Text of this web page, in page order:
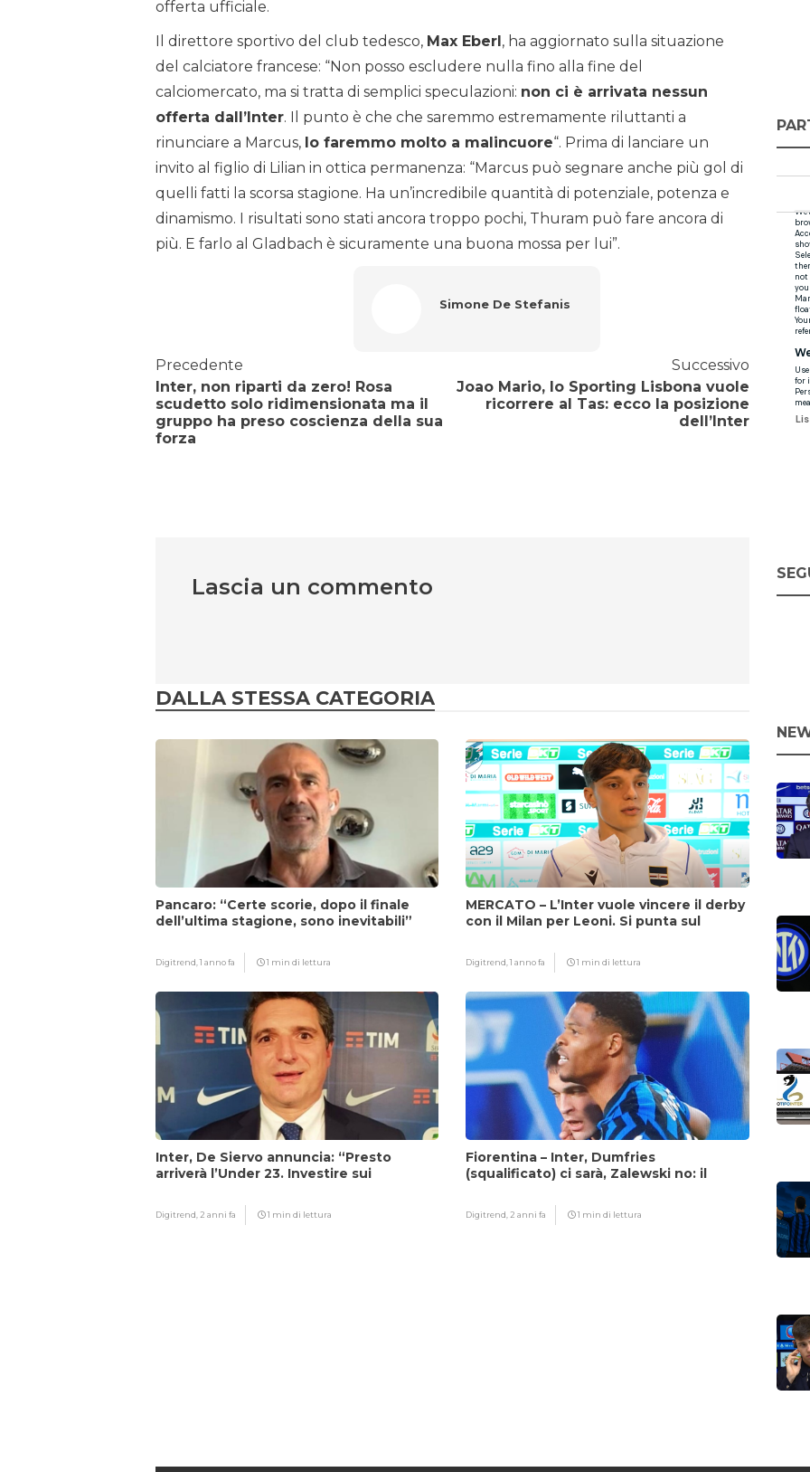
offerta ufficiale.
Il direttore sportivo del club tedesco, Max Eberl , ha aggiornato sulla situazione
del calciatore francese: “Non posso escludere nulla fino alla fine del
calciomercato, ma si tratta di semplici speculazioni: non ci è arrivata nessun
offerta dall’Inter. Il punto è che che saremmo estremamente riluttanti a
rinunciare a Marcus, lo faremmo molto a malincuore“. Prima di lanciare un
invito al figlio di Lilian in ottica permanenza: “Marcus può segnare anche più gol di
quelli fatti la scorsa stagione. Ha un’incredibile quantità di potenziale, potenza e
dinamismo. I risultati sono stati ancora troppo pochi, Thuram può fare ancora di
più. E farlo al Gladbach è sicuramente una buona mossa per lui”.
Simone De Stefanis
Precedente
Inter, non riparti da zero! Rosa
scudetto solo ridimensionata ma il
gruppo ha preso coscienza della sua
forza
Successivo
Joao Mario, lo Sporting Lisbona vuole
ricorrere al Tas: ecco la posizione
dell’Inter
Lascia un commento
DALLA STESSA CATEGORIA
Pancaro: “Certe scorie, dopo il finale
dell’ultima stagione, sono inevitabili”
Digitrend,1 anno fa 1 min di lettura
MERCATO – L’Inter vuole vincere il derby
con il Milan per Leoni. Si punta sul
Digitrend,1 anno fa 1 min di lettura
Inter, De Siervo annuncia: “Presto
arriverà l’Under 23. Investire sui
Digitrend,2 anni fa 1 min di lettura
Fiorentina – Inter, Dumfries
(squalificato) ci sarà, Zalewski no: il
Digitrend,2 anni fa 1 min di lettura